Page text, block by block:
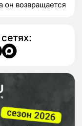
он возвращается